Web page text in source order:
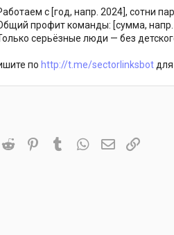
с [год, напр. 2024], сотни
профит команды: [сумма, напр.
серьёзные люди — без
по http://t.me/sectorlinksbot
Reddit PinterestTumblrWhatsAppЭлектронная
Ссылка